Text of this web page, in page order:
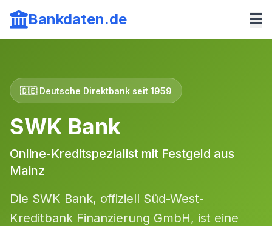
Bankdaten.de
🇩🇪 Deutsche Direktbank seit 1959
SWK Bank
Online-Kreditspezialist mit Festgeld aus
Mainz
Die SWK Bank, offiziell Süd-West-
Kreditbank Finanzierung GmbH, ist eine